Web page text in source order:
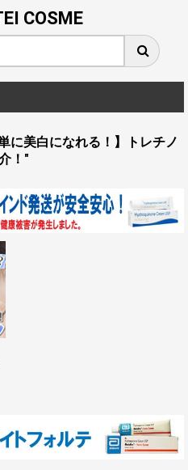
COSME
に美白になれる！】トレチノ
！"